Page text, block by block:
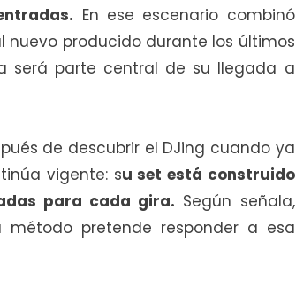
En ese escenario combinó
nuevo producido durante los últimos
será parte central de su llegada a
de descubrir el DJing cuando ya
vigente: su set está construido
para cada gira. Según señala,
pretende responder a esa